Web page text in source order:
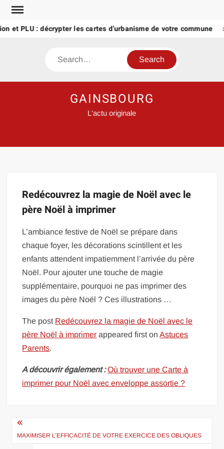
Skip
content
et PLU : décrypter les cartes d’urbanisme de votre commune
Search
GAINSBOURG
L'actu originale
Redécouvrez la magie de Noël avec le
père Noël à imprimer
L’ambiance festive de Noël se prépare dans
chaque foyer, les décorations scintillent et les
enfants attendent impatiemment l’arrivée du père
Noël. Pour ajouter une touche de magie
supplémentaire, pourquoi ne pas imprimer des
images du père Noël ? Ces illustrations …
The post Redécouvrez la magie de Noël avec le
père Noël à imprimer appeared first onAstuces
Parents.
A découvrir également : Où trouver une Carte à
imprimer pour Noël avec enveloppe assortie ?
Navigation
de
MAXIMISER L’EFFICACITÉ DE VOTRE EXERCICE DES OBLIQUES